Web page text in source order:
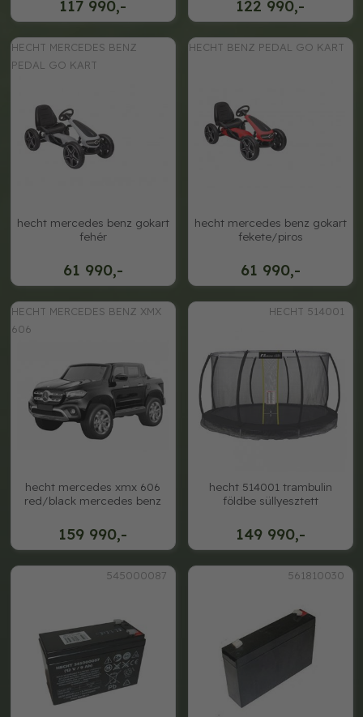
117 990,- 122 990,-
HECHT MERCEDES BENZ
PEDAL GO KART
61 990,-
hecht mercedes benz gokart
fehér
HECHT BENZ PEDAL GO KART
61 990,-
hecht mercedes benz gokart
fekete/piros
HECHT MERCEDES BENZ XMX
606
159 990,-
hecht mercedes xmx 606
red/black mercedes benz
HECHT 514001
149 990,-
hecht 514001 trambulin
földbe süllyesztett
545000087 561810030